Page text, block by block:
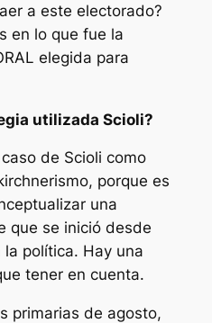
a este electorado?
en lo que fue la
elegida para
utilizada Scioli?
de Scioli como
porque es
una
que se inició desde
política. Hay una
tener en cuenta.
primarias de agosto,